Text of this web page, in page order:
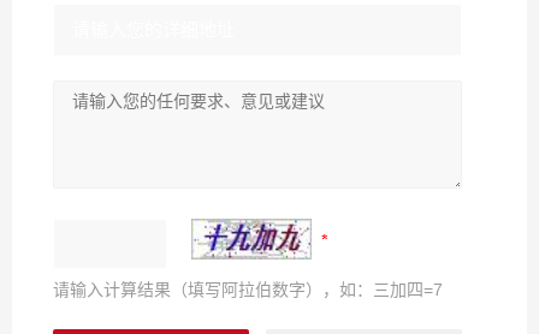
请输入计算结果（填写阿拉伯数字），如：三加四=7